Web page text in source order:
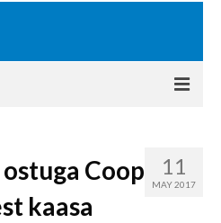
11
MAY 2017
Coop
kaasa